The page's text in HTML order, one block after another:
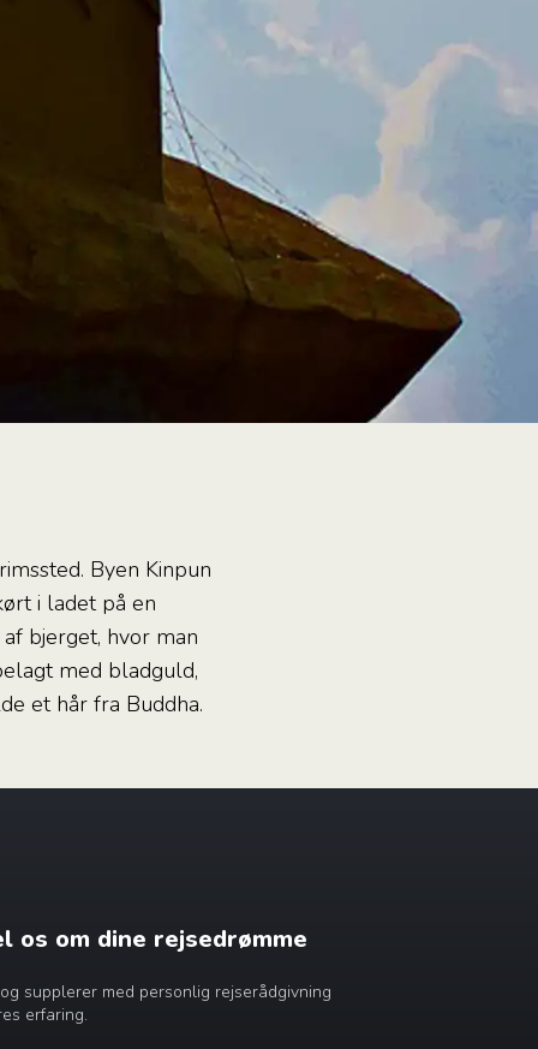
Byen Kinpun
i ladet på en
bjerget, hvor man
med bladguld,
et hår fra Buddha.
os om dine rejsedrømme
supplerer med personlig rejserådgivning
erfaring.